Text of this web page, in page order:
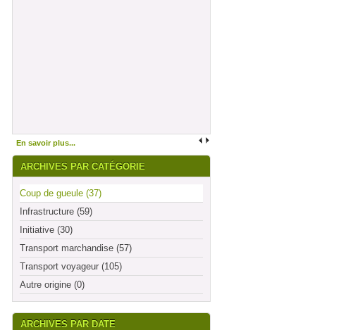
En savoir plus...
ARCHIVES PAR CATÉGORIE
Coup de gueule (37)
Infrastructure (59)
Initiative (30)
Transport marchandise (57)
Transport voyageur (105)
Autre origine (0)
ARCHIVES PAR DATE